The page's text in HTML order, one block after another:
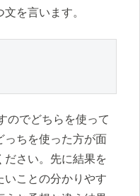
文を言います。
のでどちらを使って
っちを使った方が面
ださい。先に結果を
いことの分かりやす